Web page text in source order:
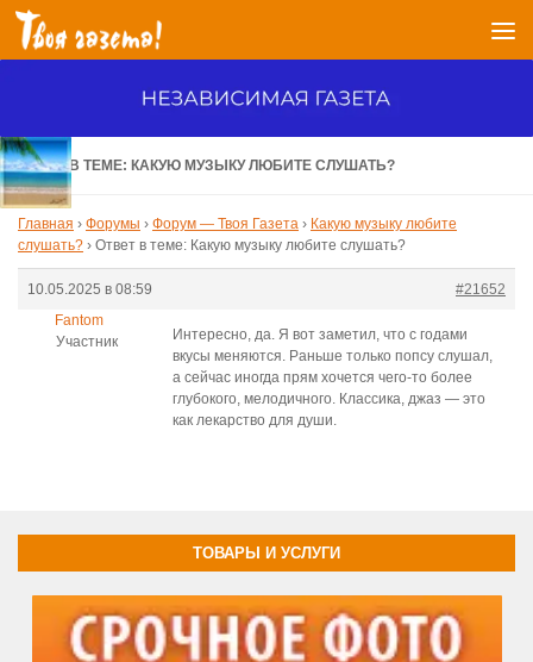
Перейти к содержимому
ОТВЕТ В ТЕМЕ: КАКУЮ МУЗЫКУ ЛЮБИТЕ СЛУШАТЬ?
Главная › Форумы › Форум — Твоя Газета › Какую музыку любите
слушать? › Ответ в теме: Какую музыку любите слушать?
10.05.2025 в 08:59
#21652
Fantom
Участник
Интересно, да. Я вот заметил, что с годами
вкусы меняются. Раньше только попсу слушал,
а сейчас иногда прям хочется чего-то более
глубокого, мелодичного. Классика, джаз — это
как лекарство для души.
ТОВАРЫ И УСЛУГИ